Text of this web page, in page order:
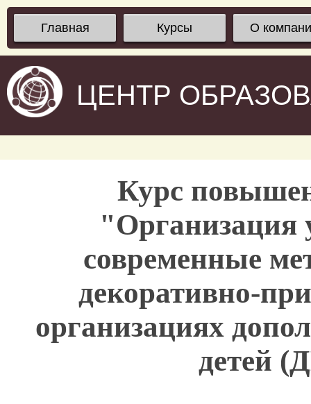
Главная Курсы О
ЦЕНТР
Курс
"Организация
современные
декоративно-
организациях
детей